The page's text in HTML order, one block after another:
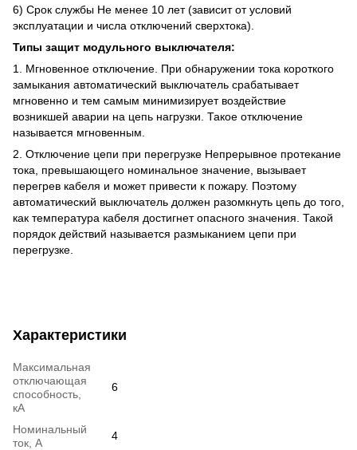
6) Срок службы Не менее 10 лет (зависит от условий
эксплуатации и числа отключений сверхтока).
Типы защит модульного выключателя:
1. Мгновенное отключение. При обнаружении тока короткого
замыкания автоматический выключатель срабатывает
мгновенно и тем самым минимизирует воздействие
возникшей аварии на цепь нагрузки. Такое отключение
называется мгновенным.
2. Отключение цепи при перегрузке Непрерывное протекание
тока, превышающего номинальное значение, вызывает
перегрев кабеля и может привести к пожару. Поэтому
автоматический выключатель должен разомкнуть цепь до того,
как температура кабеля достигнет опасного значения. Такой
порядок действий называется размыканием цепи при
перегрузке.
Характеристики
Максимальная
отключающая
способность,
кА
6
Номинальный
ток, А
4